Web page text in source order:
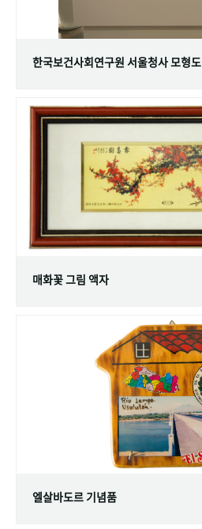
한국보건사회연구원 서울청사 모형도
매화꽃 그림 액자
엘살바도르 기념품